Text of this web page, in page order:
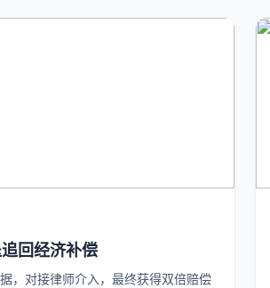
回经济补偿
，对接律师介入，最终获得双倍赔偿